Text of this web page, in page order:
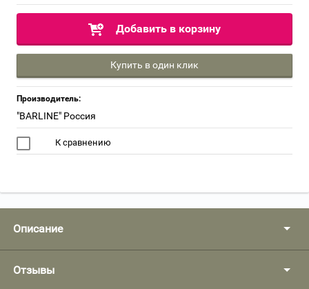
Добавить в корзину
Купить в один клик
Производитель:
"BARLINE" Россия
К сравнению
Описание
Отзывы